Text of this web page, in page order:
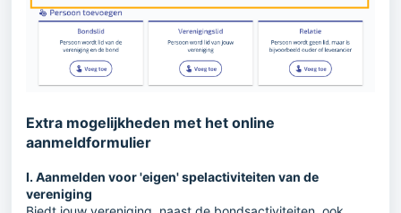
Extra mogelijkheden met het online
aanmeldformulier
I. Aanmelden voor 'eigen' spelactiviteiten van de
vereniging